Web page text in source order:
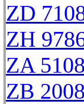
ZD
ZH
ZA
ZB